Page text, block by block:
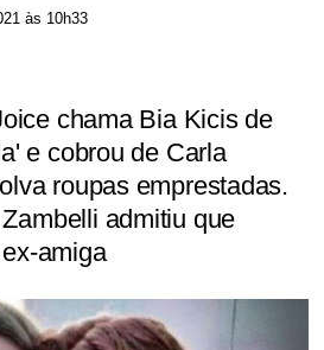
às 10h33
chama Bia Kicis de
e cobrou de Carla
roupas emprestadas.
admitiu que
amiga